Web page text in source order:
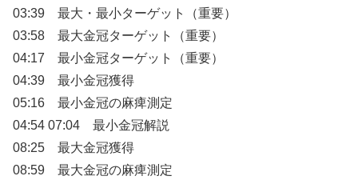
03:39 最大・最小ターゲット（重要）
03:58 最大金冠ターゲット（重要）
04:17 最小金冠ターゲット（重要）
04:39 最小金冠獲得
05:16 最小金冠の麻痺測定
04:54 07:04 最小金冠解説
08:25 最大金冠獲得
08:59 最大金冠の麻痺測定